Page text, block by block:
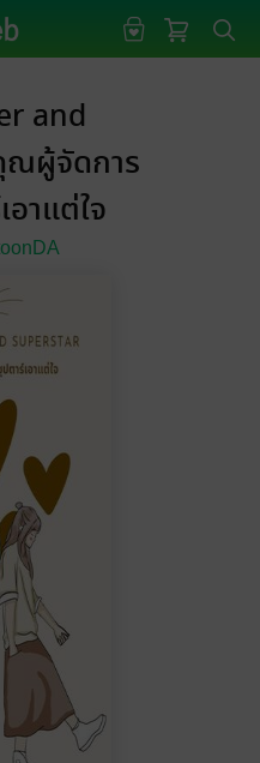
and
ณผู้จัดการ
าแต่ใจ